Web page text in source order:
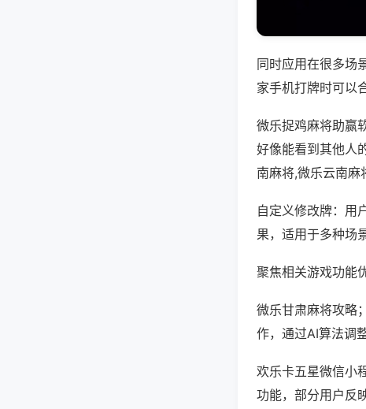
同时应用在很多场
家手机打牌时可以
微乐捉鸡麻将助赢
好像能看到其他人
南麻将,微乐云南麻
自定义修改牌：用
果，适用于多种场
聚焦相关游戏功能
微乐甘肃麻将攻略
作，通过AI算法调
欢乐卡五星微信小
功能，部分用户反